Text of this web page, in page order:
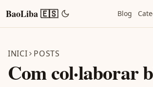
BaoLiba 🇪🇸 Blog
INICI POSTS
Com col·laborar